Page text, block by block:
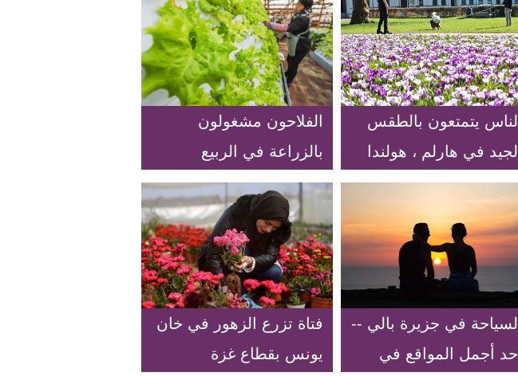
الناس يتمتعون بالطقس
الجيد في هارلم ، هولندا
الفلاحون مشغولون
بالزراعة في الربيع
السياحة في جزيرة بالي --
أحد أجمل المواقع في
فتاة تزرع الزهور في خان
يونس بقطاع غزة